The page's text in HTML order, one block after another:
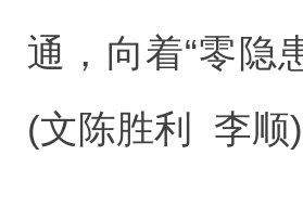
通，向着“零隐
(文陈胜利 李顺)